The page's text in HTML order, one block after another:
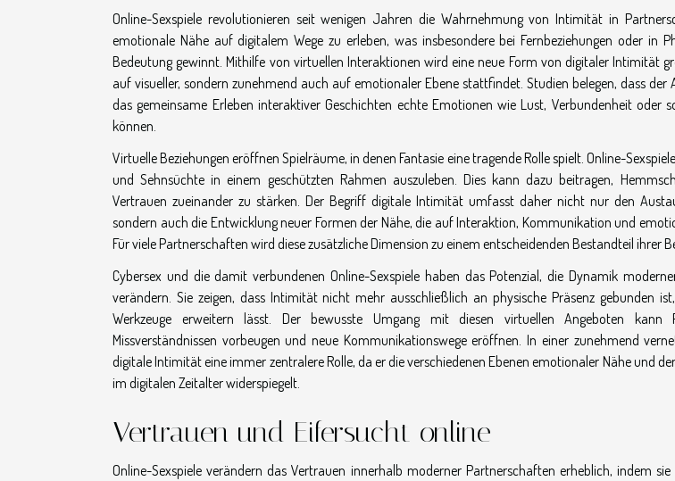
Online-Sexspiele revolutionieren seit wenigen Jahren die Wahrnehmung von Intimität in
emotionale Nähe auf digitalem Wege zu erleben, was insbesondere bei Fernbeziehungen oder in
Bedeutung gewinnt. Mithilfe von virtuellen Interaktionen wird eine neue Form von digitaler Intimität
auf visueller, sondern zunehmend auch auf emotionaler Ebene stattfindet. Studien belegen, dass der
das gemeinsame Erleben interaktiver Geschichten echte Emotionen wie Lust, Verbundenheit oder
können.
Virtuelle Beziehungen eröffnen Spielräume, in denen Fantasie eine tragende Rolle spielt. Online-
und Sehnsüchte in einem geschützten Rahmen auszuleben. Dies kann dazu beitragen,
Vertrauen zueinander zu stärken. Der Begriff digitale Intimität umfasst daher nicht nur den
sondern auch die Entwicklung neuer Formen der Nähe, die auf Interaktion, Kommunikation und
Für viele Partnerschaften wird diese zusätzliche Dimension zu einem entscheidenden Bestandteil ihrer
Cybersex und die damit verbundenen Online-Sexspiele haben das Potenzial, die Dynamik
verändern. Sie zeigen, dass Intimität nicht mehr ausschließlich an physische Präsenz gebunden
Werkzeuge erweitern lässt. Der bewusste Umgang mit diesen virtuellen Angeboten kann
Missverständnissen vorbeugen und neue Kommunikationswege eröffnen. In einer zunehmend
digitale Intimität eine immer zentralere Rolle, da er die verschiedenen Ebenen emotionaler Nähe und
im digitalen Zeitalter widerspiegelt.
Vertrauen und Eifersucht online
Online-Sexspiele verändern das Vertrauen innerhalb moderner Partnerschaften erheblich, indem